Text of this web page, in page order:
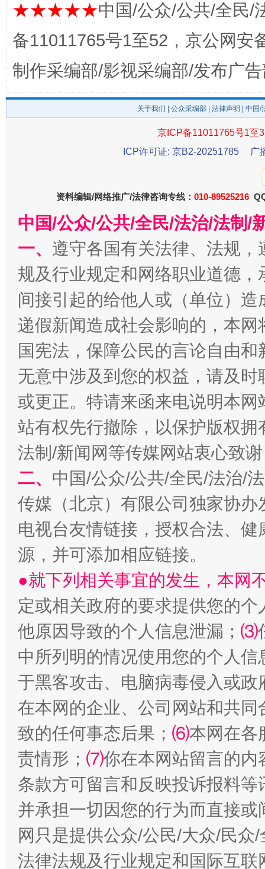
东山县通报“牛蛙产品抗生素超标问题”
千年窑火 生生不息
受贿1.44亿！段成刚被判无期 从幼
全民健身五年计划来了！等你上场
★★★★★中国/公众/公共/全民/
备11011765号1至52，京公网安
制作采编部/影视采编部/发布广
关于我们 公众采编部 法律声明 | 中国
京ICP备11011765号1至
ICP许可证: 京B2-20251785
广
资料编辑/网络推广/法律咨询专线： 010-89525216
中国/公众/公共/全民/法治/法制/
一、 遵守各国有关法律、法规
规及行业规定和网络职业道德
间接引起的给他人或（单位）
递假新闻造成社会影响的，本
国宪法，保障公民的言论自由
无意中涉及到您的权益，请及
或更正。特请来函来电说明本
站有权先行撤除，以保护版权
法制/新闻网等传媒网站衷心致
二、 中国/公众/公共/全民/法治/
传媒（北京）有限公司独家协
电视台友情链接，授权合法、
源，并可添加相应链接。
●就下列相关事宜的发生，本网
定或相关政府的要求提供您的个
他原因导致的个人信息泄漏； ⑶
中所列明的情况使用您的个人
于黑客攻击、电脑病毒侵入或
在本网的企业、公司网站和共
致的任何事态后果； ⑹本网在各
责情形； ⑺你在本网站留言的内
条款方可留言和反映投诉报料
并承担一切因您的行为而直接
网只是提供公众/公民/大众/民
法律法规及行业规定和国际互